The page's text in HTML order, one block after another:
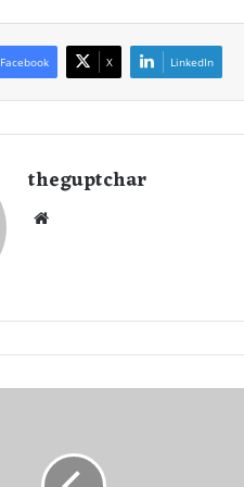
Facebook X LinkedIn
theguptchar